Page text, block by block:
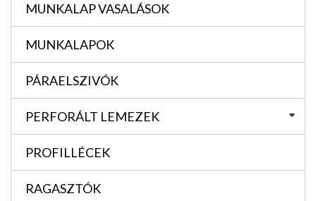
MUNKALAP VASALÁSOK
MUNKALAPOK
PÁRAELSZIVÓK
PERFORÁLT LEMEZEK
PROFILLÉCEK
RAGASZTÓK